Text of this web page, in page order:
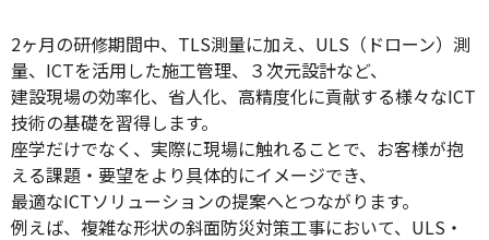
2ヶ月の研修期間中、TLS測量に加え、ULS（ドローン）測
量、ICTを活用した施工管理、３次元設計など、
建設現場の効率化、省人化、高精度化に貢献する様々なICT
技術の基礎を習得します。
座学だけでなく、実際に現場に触れることで、お客様が抱
える課題・要望をより具体的にイメージでき、
最適なICTソリューションの提案へとつながります。
例えば、複雑な形状の斜面防災対策工事において、ULS・